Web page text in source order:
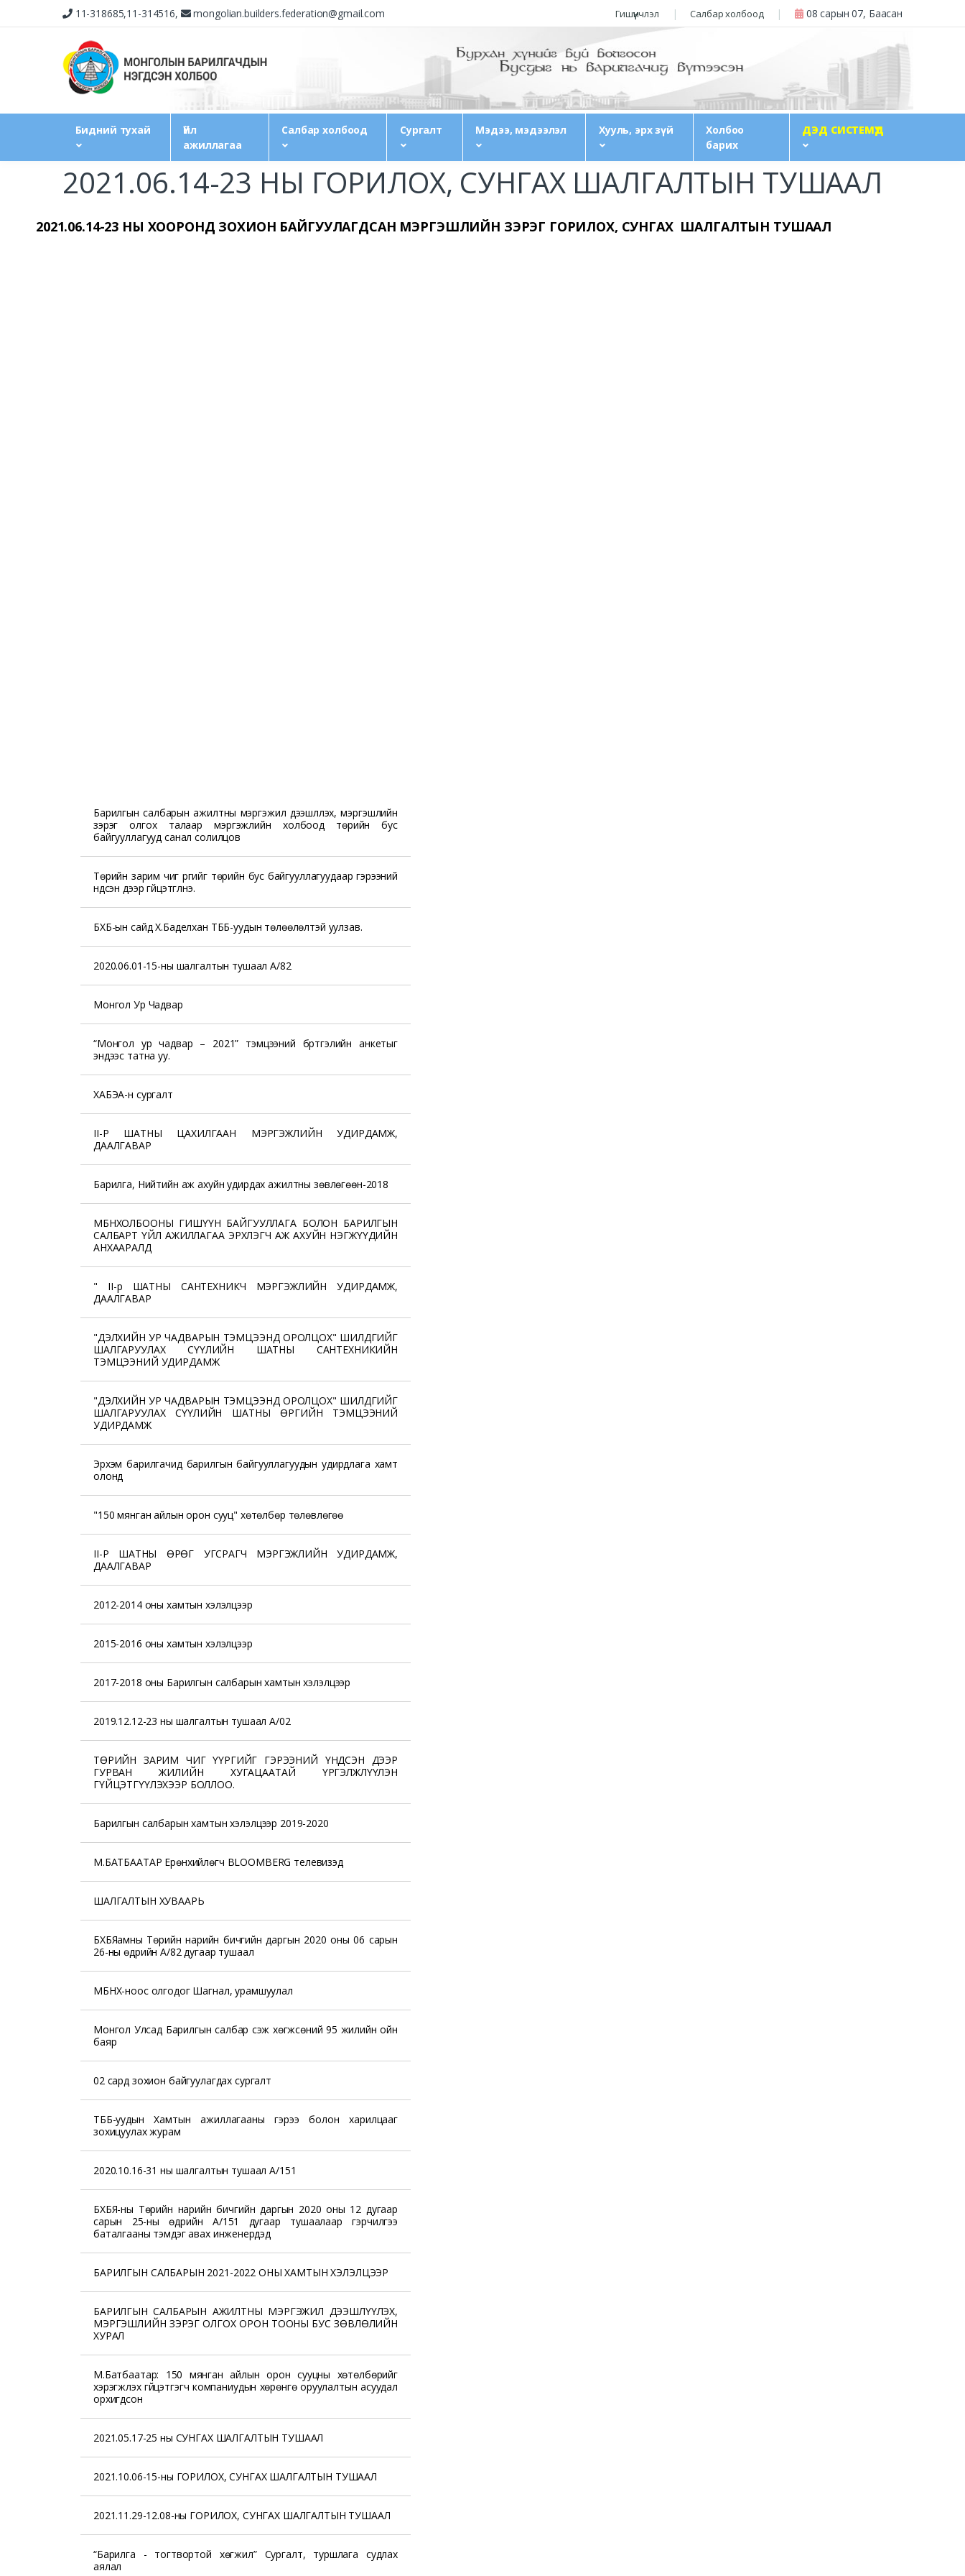
11-318685,11-314516, mongolian.builders.federation@gmail.com Гишүүнчлэл Салбар холбоод 08 сарын 07, Баасан
Бидний тухай
Үйл
ажиллагаа
Салбар холбоод Сургалт Мэдээ, мэдээлэл Хууль, эрх зүй
Холбоо
барих
ДЭД СИСТЕМҮҮД
2021.06.14-23 НЫ ГОРИЛОХ, СУНГАХ ШАЛГАЛТЫН ТУШААЛ
2021.06.14-23 НЫ ХООРОНД ЗОХИОН БАЙГУУЛАГДСАН МЭРГЭШЛИЙН ЗЭРЭГ ГОРИЛОХ, СУНГАХ ШАЛГАЛТЫН ТУШААЛ
Барилгын салбарын ажилтны мэргэжил дээшлүүлэх, мэргэшлийн
зэрэг олгох талаар мэргэжлийн холбоод төрийн бус
байгууллагууд санал солилцов
Төрийн зарим чиг үүргийг төрийн бус байгууллагуудаар гэрээний
үндсэн дээр гүйцэтгүүлнэ.
БХБ-ын сайд Х.Баделхан ТББ-уудын төлөөлөлтэй уулзав.
2020.06.01-15-ны шалгалтын тушаал А/82
Монгол Ур Чадвар
“Монгол ур чадвар – 2021” тэмцээний бүртгэлийн анкетыг
эндээс татна уу.
ХАБЭА-н сургалт
II-Р ШАТНЫ ЦАХИЛГААН МЭРГЭЖЛИЙН УДИРДАМЖ,
ДААЛГАВАР
Барилга, Нийтийн аж ахуйн удирдах ажилтны зөвлөгөөн-2018
МБНХОЛБООНЫ ГИШҮҮН БАЙГУУЛЛАГА БОЛОН БАРИЛГЫН
САЛБАРТ ҮЙЛ АЖИЛЛАГАА ЭРХЛЭГЧ АЖ АХУЙН НЭГЖҮҮДИЙН
АНХААРАЛД
" II-р ШАТНЫ САНТЕХНИКЧ МЭРГЭЖЛИЙН УДИРДАМЖ,
ДААЛГАВАР
"ДЭЛХИЙН УР ЧАДВАРЫН ТЭМЦЭЭНД ОРОЛЦОХ" ШИЛДГИЙГ
ШАЛГАРУУЛАХ СҮҮЛИЙН ШАТНЫ САНТЕХНИКИЙН
ТЭМЦЭЭНИЙ УДИРДАМЖ
"ДЭЛХИЙН УР ЧАДВАРЫН ТЭМЦЭЭНД ОРОЛЦОХ" ШИЛДГИЙГ
ШАЛГАРУУЛАХ СҮҮЛИЙН ШАТНЫ ӨРГИЙН ТЭМЦЭЭНИЙ
УДИРДАМЖ
Эрхэм барилгачид барилгын байгууллагуудын удирдлага хамт
олонд
"150 мянган айлын орон сууц" хөтөлбөр төлөвлөгөө
II-Р ШАТНЫ ӨРӨГ УГСРАГЧ МЭРГЭЖЛИЙН УДИРДАМЖ,
ДААЛГАВАР
2012-2014 оны хамтын хэлэлцээр
2015-2016 оны хамтын хэлэлцээр
2017-2018 оны Барилгын салбарын хамтын хэлэлцээр
2019.12.12-23 ны шалгалтын тушаал А/02
ТӨРИЙН ЗАРИМ ЧИГ ҮҮРГИЙГ ГЭРЭЭНИЙ ҮНДСЭН ДЭЭР
ГУРВАН ЖИЛИЙН ХУГАЦААТАЙ ҮРГЭЛЖЛҮҮЛЭН
ГҮЙЦЭТГҮҮЛЭХЭЭР БОЛЛОО.
Барилгын салбарын хамтын хэлэлцээр 2019-2020
М.БАТБААТАР Ерөнхийлөгч BLOOMBERG телевизэд
ШАЛГАЛТЫН ХУВААРЬ
БХБЯамны Төрийн нарийн бичгийн даргын 2020 оны 06 сарын
26-ны өдрийн А/82 дугаар тушаал
МБНХ-ноос олгодог Шагнал, урамшуулал
Монгол Улсад Барилгын салбар үүсэж хөгжсөний 95 жилийн ойн
баяр
02 сард зохион байгуулагдах сургалт
ТББ-уудын Хамтын ажиллагааны гэрээ болон харилцааг
зохицуулах журам
2020.10.16-31 ны шалгалтын тушаал А/151
БХБЯ-ны Төрийн нарийн бичгийн даргын 2020 оны 12 дугаар
сарын 25-ны өдрийн А/151 дугаар тушаалаар гэрчилгээ
баталгааны тэмдэг авах инженерүүдэд
БАРИЛГЫН САЛБАРЫН 2021-2022 ОНЫ ХАМТЫН ХЭЛЭЛЦЭЭР
БАРИЛГЫН САЛБАРЫН АЖИЛТНЫ МЭРГЭЖИЛ ДЭЭШЛҮҮЛЭХ,
МЭРГЭШЛИЙН ЗЭРЭГ ОЛГОХ ОРОН ТООНЫ БУС ЗӨВЛӨЛИЙН
ХУРАЛ
М.Батбаатар: 150 мянган айлын орон сууцны хөтөлбөрийг
хэрэгжүүлэх гүйцэтгэгч компаниудын хөрөнгө оруулалтын асуудал
орхигдсон
2021.05.17-25 ны СУНГАХ ШАЛГАЛТЫН ТУШААЛ
2021.10.06-15-ны ГОРИЛОХ, СУНГАХ ШАЛГАЛТЫН ТУШААЛ
2021.11.29-12.08-ны ГОРИЛОХ, СУНГАХ ШАЛГАЛТЫН ТУШААЛ
“Барилга - тогтвортой хөгжил” Сургалт, туршлага судлах
аялал